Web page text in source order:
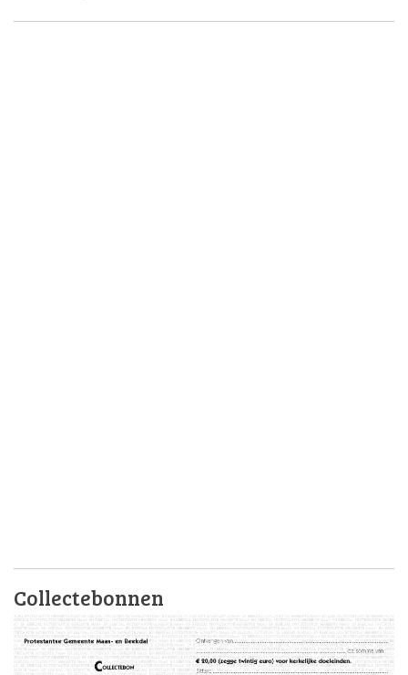
Collectebonnen